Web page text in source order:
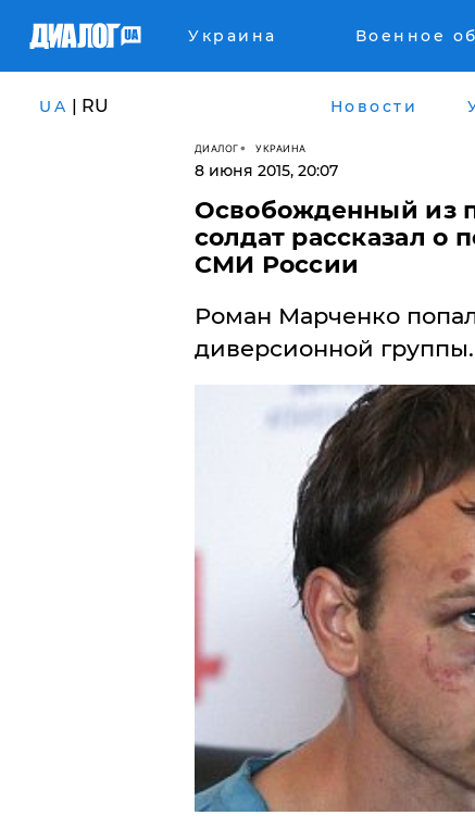
Украина Военное
UA | RU Новости
ДИАЛОГ УКРАИНА
8 июня 2015, 20:07
Освобожденный из
солдат рассказал о
СМИ России
Роман Марченко
диверсионной группы.